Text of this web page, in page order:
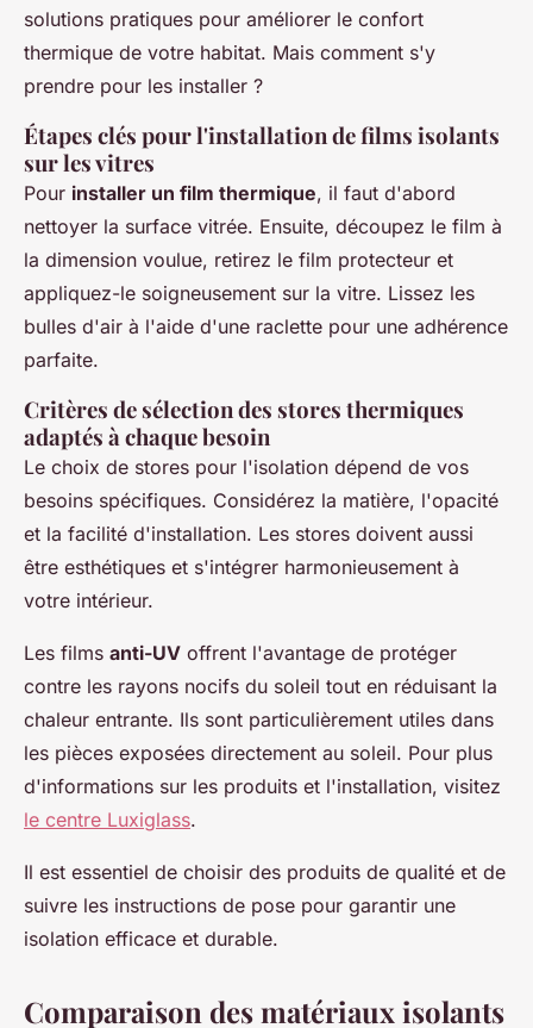
solutions pratiques pour améliorer le confort
thermique de votre habitat. Mais comment s'y
prendre pour les installer ?
Étapes clés pour l'installation de films isolants
sur les vitres
Pour installer un film thermique, il faut d'abord
nettoyer la surface vitrée. Ensuite, découpez le film à
la dimension voulue, retirez le film protecteur et
appliquez-le soigneusement sur la vitre. Lissez les
bulles d'air à l'aide d'une raclette pour une adhérence
parfaite.
Critères de sélection des stores thermiques
adaptés à chaque besoin
Le choix de stores pour l'isolation dépend de vos
besoins spécifiques. Considérez la matière, l'opacité
et la facilité d'installation. Les stores doivent aussi
être esthétiques et s'intégrer harmonieusement à
votre intérieur.
Les films anti-UV offrent l'avantage de protéger
contre les rayons nocifs du soleil tout en réduisant la
chaleur entrante. Ils sont particulièrement utiles dans
les pièces exposées directement au soleil. Pour plus
d'informations sur les produits et l'installation, visitez
le centre Luxiglass.
Il est essentiel de choisir des produits de qualité et de
suivre les instructions de pose pour garantir une
isolation efficace et durable.
Comparaison des matériaux isolants